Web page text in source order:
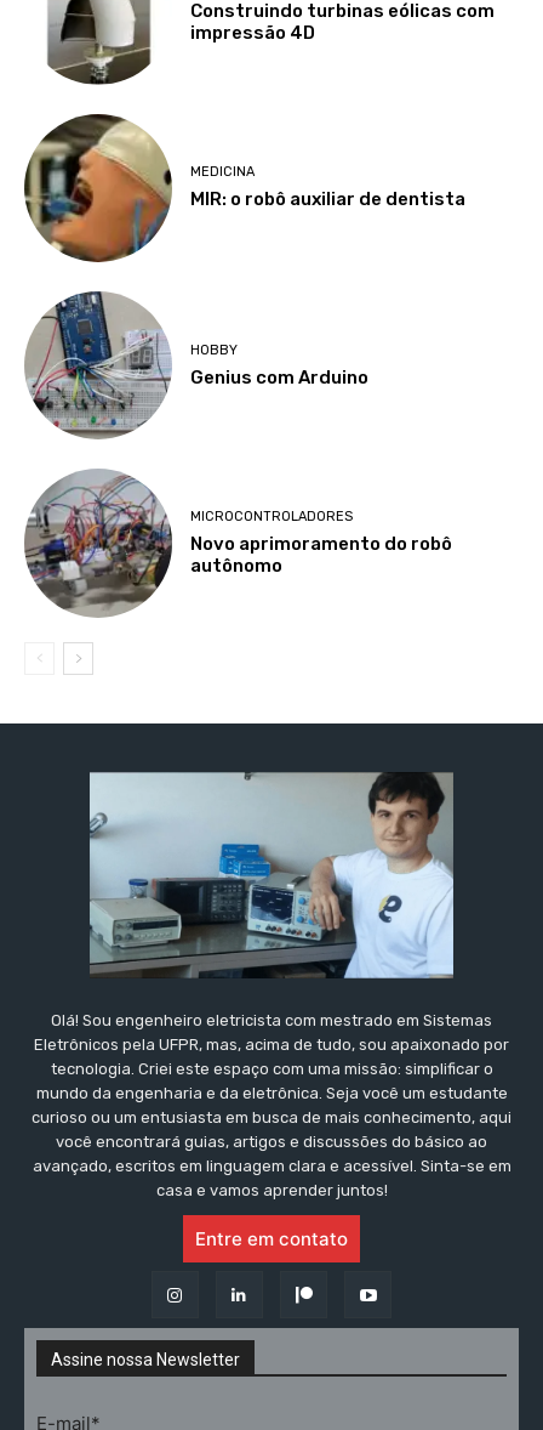
Construindo turbinas eólicas com
impressão 4D
MEDICINA
MIR: o robô auxiliar de dentista
HOBBY
Genius com Arduino
MICROCONTROLADORES
Novo aprimoramento do robô
autônomo
Olá! Sou engenheiro eletricista com mestrado em Sistemas
Eletrônicos pela UFPR, mas, acima de tudo, sou apaixonado por
tecnologia. Criei este espaço com uma missão: simplificar o
mundo da engenharia e da eletrônica. Seja você um estudante
curioso ou um entusiasta em busca de mais conhecimento, aqui
você encontrará guias, artigos e discussões do básico ao
avançado, escritos em linguagem clara e acessível. Sinta-se em
casa e vamos aprender juntos!
Entre em contato
Assine nossa Newsletter
E-mail*